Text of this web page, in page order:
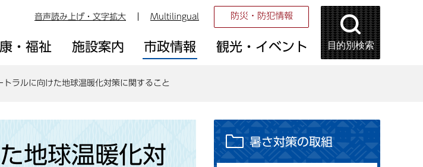
音声読み上げ・文字拡大 Multilingual 防災・防犯情報
・福祉 施設案内 市政情報 観光・イベント 目的別検索
トラルに向けた地球温暖化対策に関すること
地球温暖化対
暑さ対策の取組